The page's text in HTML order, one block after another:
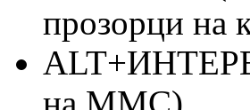
прозорци на